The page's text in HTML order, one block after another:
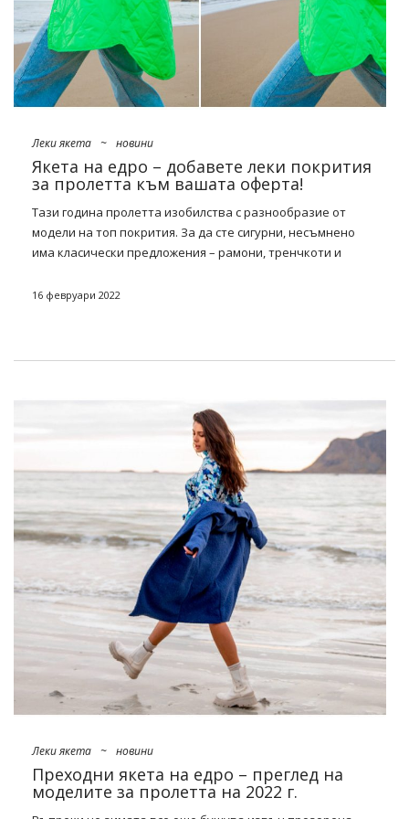
dziwnego zatem, że triumfy święcą przypominające
gigantyczne puchowe śpiwory kurtki, flanelowe koszule w …
Леки якета ~ новини
Якета на едро – добавете леки покрития
за пролетта към вашата оферта!
Тази година пролетта изобилства с разнообразие от
модели на топ покрития. За да сте сигурни, несъмнено
има класически предложения – рамони, тренчкоти и
по-оригинални опции – бомбардировачи от кожен
Мода за пролетта на 2022 г. –
какво ще носим през следващите
месеци?
Какво характеризира модните якета за наближаващата
пролет? На първо място, класически разфасовки и
стилове. Дизайнерите ни служат повторение на миналата
година и фоайе ватирани паркове, прости тренчкоти,
рамони и дънкови якета . Въпреки това, те добавят към
тях щипка характер – преначертани ръкави, интересна
текстура или уникални цветове. Следователно цената
включва модели, наподобяващи гигантски спални чували
16 февруари 2022
Леки якета ~ новини
Преходни якета на едро – преглед на
моделите за пролетта на 2022 г.